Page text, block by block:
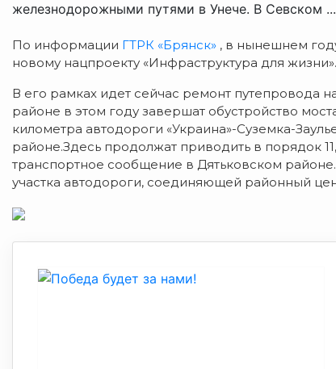
железнодорожными путями в Унече. В Севском ...
По информации ГТРК «Брянск» , в нынешнем
новому нацпроекту «Инфраструктура для жизни».
В его рамках идет сейчас ремонт
районе в этом году завершат обустройство
километра автодороги «Украина»-Суземка-
районе.Здесь продолжат приводить в порядок
транспортное сообщение в Дятьковском
участка автодороги, соединяющей районный